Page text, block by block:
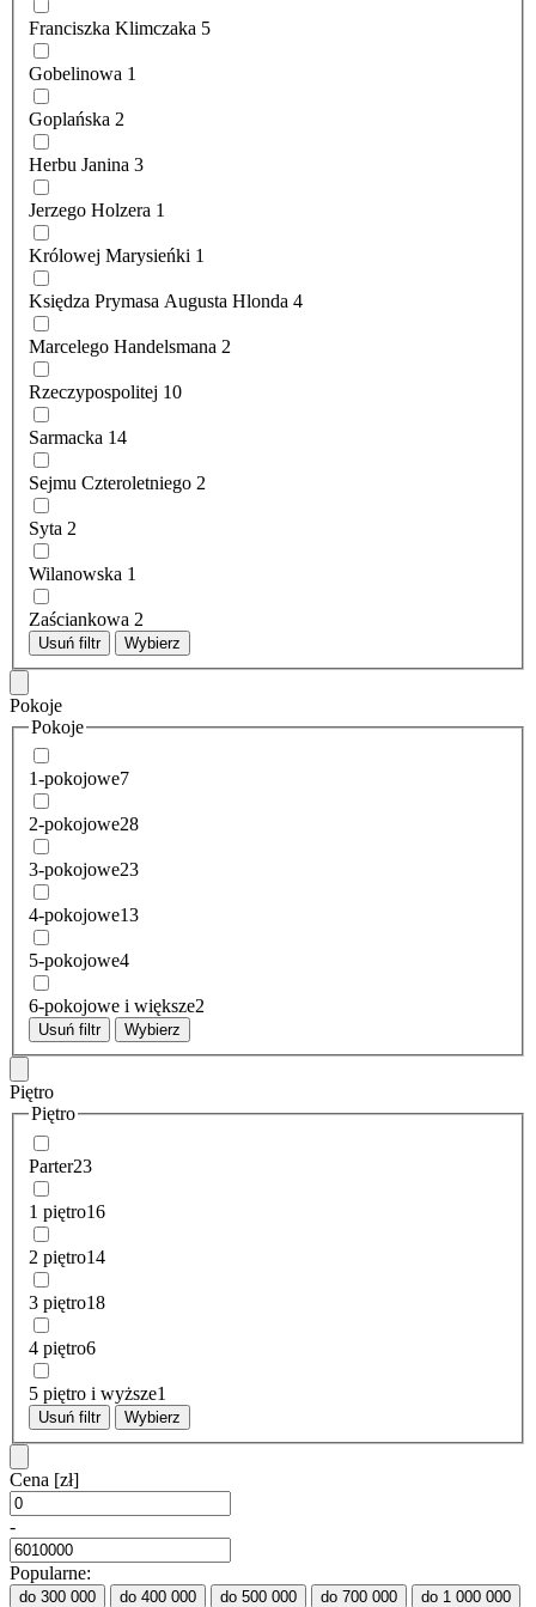
Franciszka Klimczaka 5
Gobelinowa 1
Goplańska 2
Herbu Janina 3
Jerzego Holzera 1
Królowej Marysieńki 1
Księdza Prymasa Augusta Hlonda 4
Marcelego Handelsmana 2
Rzeczypospolitej 10
Sarmacka 14
Sejmu Czteroletniego 2
Syta 2
Wilanowska 1
Zaściankowa 2
Usuń filtr Wybierz
Pokoje
Pokoje
1-pokojowe7
2-pokojowe28
3-pokojowe23
4-pokojowe13
5-pokojowe4
6-pokojowe i większe2
Usuń filtr Wybierz
Piętro
Piętro
Parter23
1 piętro16
2 piętro14
3 piętro18
4 piętro6
5 piętro i wyższe1
Usuń filtr Wybierz
Cena [zł]
-
Popularne:
do 300 000 do 400 000 do 500 000 do 700 000 do 1 000 000